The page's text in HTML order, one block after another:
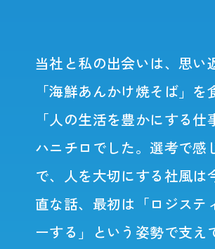
当社と私の出会いは、思
「海鮮あんかけ焼そば」
「人の生活を豊かにする
ハニチロでした。選考で
で、人を大切にする社風
直な話、最初は「ロジステ
ーする」という姿勢で支